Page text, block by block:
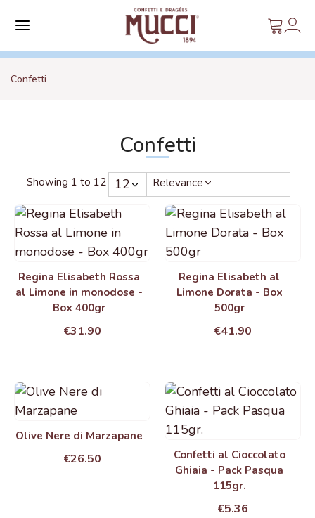
Confetti
Confetti
Showing 1 to 12 12 Relevance
Regina Elisabeth Rossa
al Limone in monodose -
Box 400gr
€31.90
Regina Elisabeth al
Limone Dorata - Box
500gr
€41.90
Olive Nere di Marzapane
€26.50
Confetti al Cioccolato
Ghiaia - Pack Pasqua
115gr.
€5.36